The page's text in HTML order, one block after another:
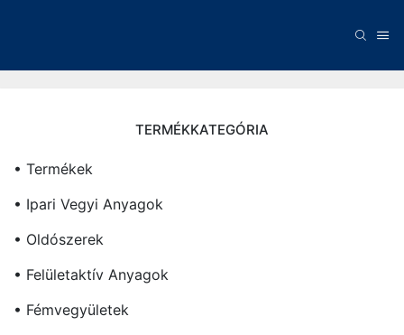
TERMÉKKATEGÓRIA
• Termékek
• Ipari Vegyi Anyagok
• Oldószerek
• Felületaktív Anyagok
• Fémvegyületek